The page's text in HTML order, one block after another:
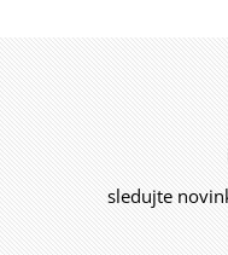
sledujte